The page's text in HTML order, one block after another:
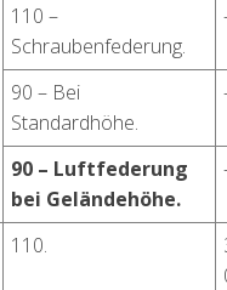
110 –
Schraubenfederung.
90 – Bei
Standardhöhe.
90 – Luftfederung
bei Geländehöhe.
110.